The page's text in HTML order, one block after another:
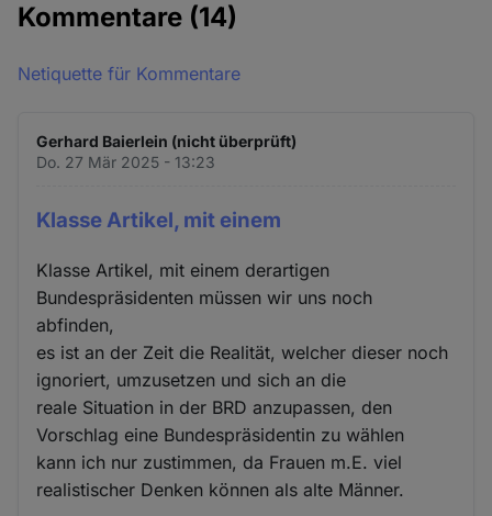
Kommentare (14)
Netiquette für Kommentare
Gerhard Baierlein (nicht überprüft)
Do. 27 Mär 2025 - 13:23
Klasse Artikel, mit einem
Klasse Artikel, mit einem derartigen
Bundespräsidenten müssen wir uns noch
abfinden,
es ist an der Zeit die Realität, welcher dieser noch
ignoriert, umzusetzen und sich an die
reale Situation in der BRD anzupassen, den
Vorschlag eine Bundespräsidentin zu wählen
kann ich nur zustimmen, da Frauen m.E. viel
realistischer Denken können als alte Männer.